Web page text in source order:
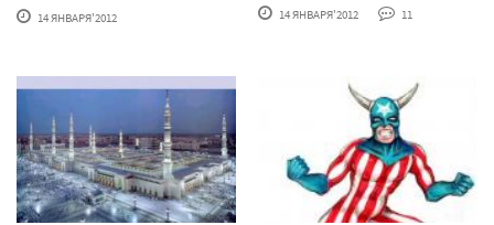
14 ЯНВАРЯ'2012 14 ЯНВАРЯ'2012 11